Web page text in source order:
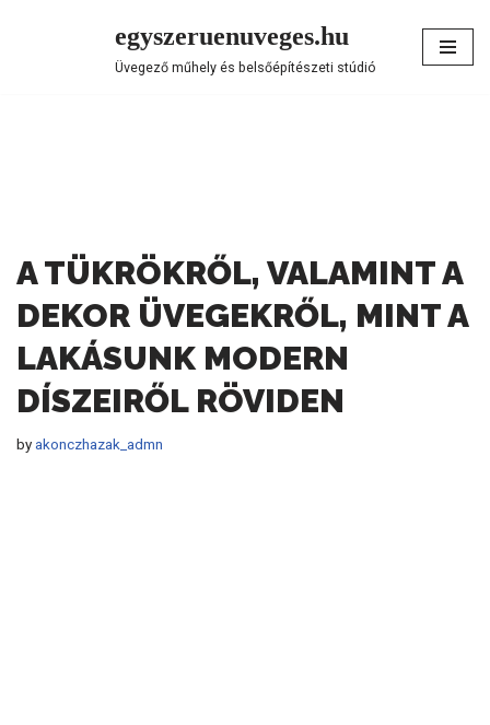
egyszeruenuveges.hu
Üvegező műhely és belsőépítészeti stúdió
A TÜKRÖKRŐL, VALAMINT A
DEKOR ÜVEGEKRŐL, MINT A
LAKÁSUNK MODERN
DÍSZEIRŐL RÖVIDEN
byakonczhazak_admn